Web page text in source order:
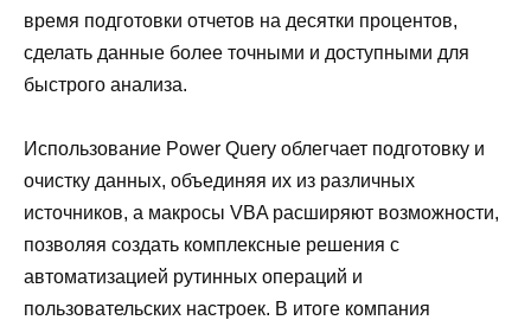
время подготовки отчетов на десятки процентов,
сделать данные более точными и доступными для
быстрого анализа.
Использование Power Query облегчает подготовку и
очистку данных, объединяя их из различных
источников, а макросы VBA расширяют возможности,
позволяя создать комплексные решения с
автоматизацией рутинных операций и
пользовательских настроек. В итоге компания